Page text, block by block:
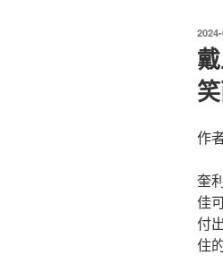
發
佈
於
作
奎
佳
付
住